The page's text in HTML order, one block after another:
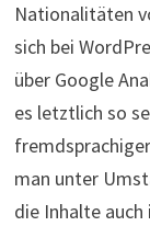
Nationalitäten
sich bei
über Google
es letztlich so
man unter
die Inhalte auch